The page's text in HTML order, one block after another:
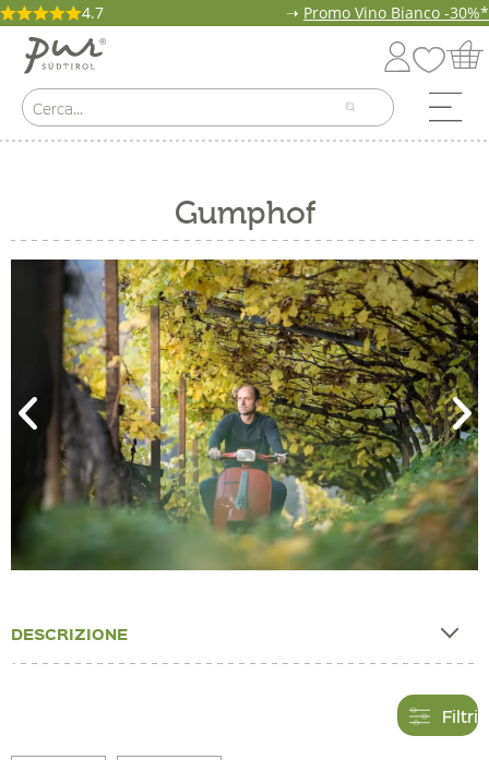
4.7 ➝ Promo Vino Bianco -30%*
Gumphof
DESCRIZIONE
Filtri